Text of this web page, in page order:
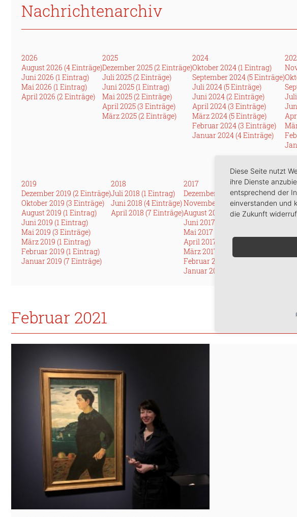
Nachrichtenarchiv
2026
August 2026 (4 Einträge)
Juni 2026 (1 Eintrag)
Mai 2026 (1 Eintrag)
April 2026 (2 Einträge)
2025
Dezember 2025 (2 Einträge)
Juli 2025 (2 Einträge)
Juni 2025 (1 Eintrag)
Mai 2025 (2 Einträge)
April 2025 (3 Einträge)
März 2025 (2 Einträge)
2024
Oktober 2024 (1 Eintrag)
September 2024 (5 Einträge)
Juli 2024 (5 Einträge)
Juni 2024 (2 Einträge)
April 2024 (3 Einträge)
März 2024 (5 Einträge)
Februar 2024 (3 Einträge)
Januar 2024 (4 Einträge)
2019
Dezember 2019 (2 Einträge)
Oktober 2019 (3 Einträge)
August 2019 (1 Eintrag)
Juni 2019 (1 Eintrag)
Mai 2019 (3 Einträge)
März 2019 (1 Eintrag)
Februar 2019 (1 Eintrag)
Januar 2019 (7 Einträge)
2018
Juli 2018 (1 Eintrag)
Juni 2018 (4 Einträge)
April 2018 (7 Einträge)
2017
Dezember 2017 (2 Einträge)
November 2017 (1 Eintrag)
August 2017 (1 Eintrag)
Juni 2017 (3 Einträge)
Mai 2017 (1 Eintrag)
April 2017 (2 Einträge)
März 2017 (4 Einträge)
Februar 2017 (1 Eintrag)
Januar 2017 (4 Einträge)
2016
Februar 2021
Diese Seite nutzt
ihre Dienste
entsprechend der
einverstanden und
die Zukunft